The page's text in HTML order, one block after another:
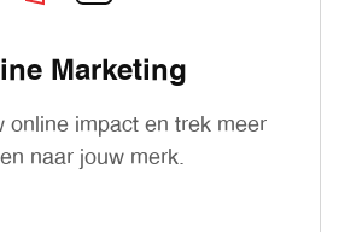
Marketing
online impact en trek meer
naar jouw merk.